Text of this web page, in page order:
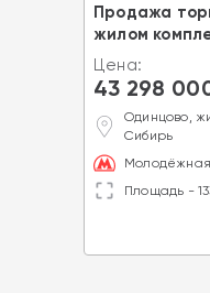
Продажа
жилом
Цена:
43 298
Одинцово,
Сибирь
Молодёжная
Площадь -